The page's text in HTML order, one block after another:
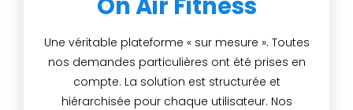
Une véritable plateforme « sur mesure ». Toutes
nos demandes particulières ont été prises en
compte. La solution est structurée et
hiérarchisée pour chaque utilisateur. Nos